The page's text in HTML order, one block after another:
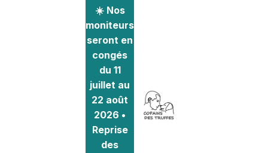
☀️ Nos
moniteurs
seront en
congés
du 11
juillet au
22 août
2026 •
Reprise
des